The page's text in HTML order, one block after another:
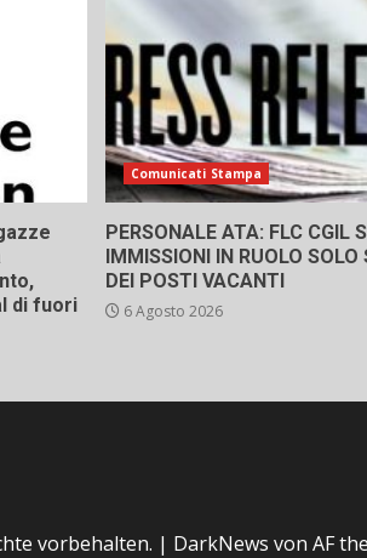
di fuori
Comunicati Stampa
PERSONALE ATA: FLC CGIL
IMMISSIONI IN RUOLO SOLO
DEI POSTI VACANTI
6 Agosto 2026
vorbehalten. | DarkNews von AF